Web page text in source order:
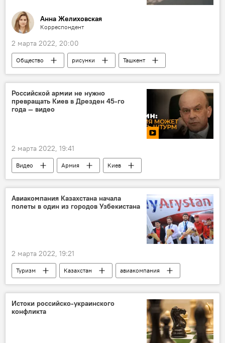
Анна Желиховская
Корреспондент
2 марта 2022, 20:00
Общество рисунки Ташкент
Российской армии не нужно
превращать Киев в Дрезден 45-го
года — видео
2 марта 2022, 19:41
Видео Армия Киев
Авиакомпания Казахстана начала
полеты в один из городов Узбекистана
2 марта 2022, 19:21
Туризм Казахстан
авиакомпания
Узбекистан
Истоки российско-украинского
конфликта